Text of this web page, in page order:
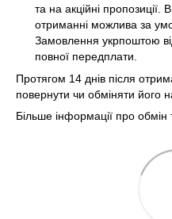
та на акційні
отриманні можлива за
Замовлення укрпоштою
повної передплати.
Протягом 14 днів після
повернути чи обміняти його
Більше інформації про